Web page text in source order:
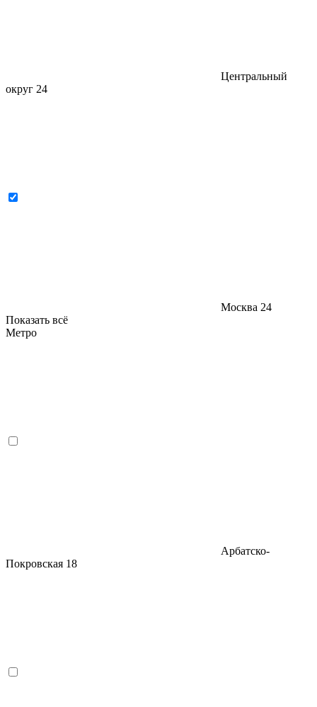
Центральный
округ 24
Москва 24
Показать всё
Метро
Арбатско-
Покровская 18